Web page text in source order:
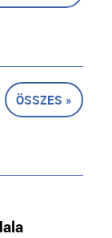
ÖSSZES »